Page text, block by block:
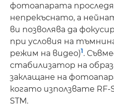
фотоапарата
непрекъснато, а
ви позволява да
при условия на тъмнина
режим на видео)1.
стабилизатор на
заклащане на
когато използвате RF-
STM.